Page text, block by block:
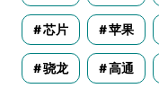
芯片 苹果
骁龙 高通